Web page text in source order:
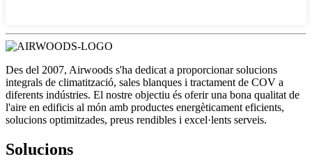
Des del 2007, Airwoods s'ha dedicat a proporcionar solucions
integrals de climatització, sales blanques i tractament de COV a
diferents indústries. El nostre objectiu és oferir una bona qualitat de
l'aire en edificis al món amb productes energèticament eficients,
solucions optimitzades, preus rendibles i excel·lents serveis.
Solucions